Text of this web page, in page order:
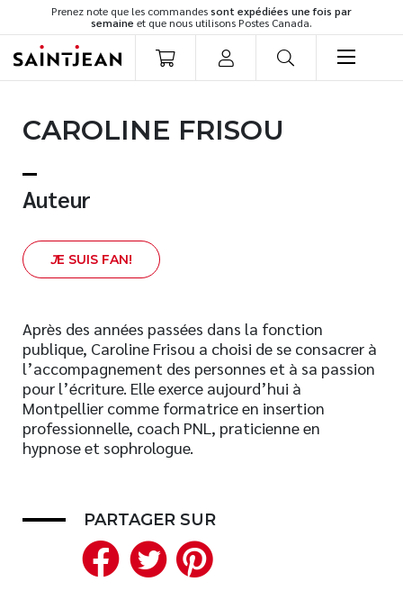
Prenez note que les commandessont expédiées une fois par
semaine et que nous utilisons Postes Canada.
Romans
Développement personnel
Spiritualité
Famille
Témoignages
Vie pratique
Finances
Nouveautés
Numérique
CAROLINE FRISOU
Auteur
JE SUIS FAN!
Après des années passées dans la fonction
publique, Caroline Frisou a choisi de se consacrer à
l’accompagnement des personnes et à sa passion
pour l’écriture. Elle exerce aujourd’hui à
Montpellier comme formatrice en insertion
professionnelle, coach PNL, praticienne en
hypnose et sophrologue.
PARTAGER SUR
Facebook
Twitter